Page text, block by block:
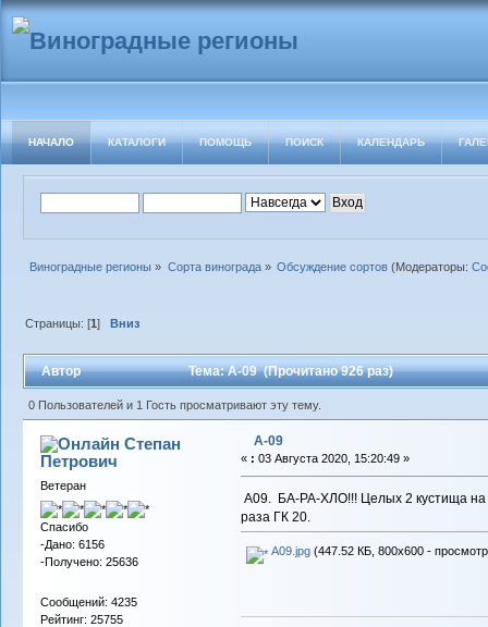
НАЧАЛО КАТАЛОГИ ПОМОЩЬ ПОИСК КАЛЕНДАРЬ
Виноградные регионы » Сорта винограда» Обсуждение сортов(Модераторы:
Страницы: [1] Вниз
Автор Тема: А-09 (Прочитано 926 раз)
0 Пользователей и 1 Гость просматривают эту тему.
Степан
Петрович
Ветеран
Спасибо
-Дано: 6156
-Получено: 25636
Сообщений: 4235
Рейтинг: 25755
А-09
« : 03 Августа 2020, 15:20:49 »
А09. БА-РА-ХЛО!!! Целых 2 кустища на
раза ГК 20.
А09.jpg(447.52 КБ, 800x600 -